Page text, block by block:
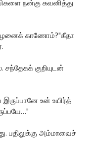
நன்கு கவனித்து
காணோம்?"கீதா
சந்தேகக் குறியுடன்
உன் உயிர்த்
பதிலுக்கு அம்மாவைச்